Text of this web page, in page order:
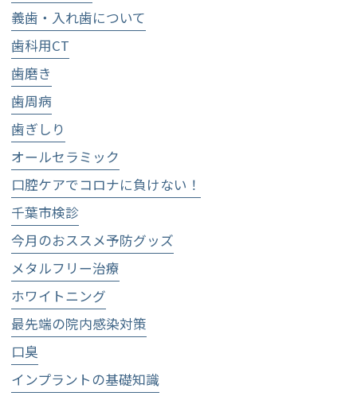
義歯・入れ歯について
歯科用CT
歯磨き
歯周病
歯ぎしり
オールセラミック
口腔ケアでコロナに負けない！
千葉市検診
今月のおススメ予防グッズ
メタルフリー治療
ホワイトニング
最先端の院内感染対策
口臭
インプラントの基礎知識